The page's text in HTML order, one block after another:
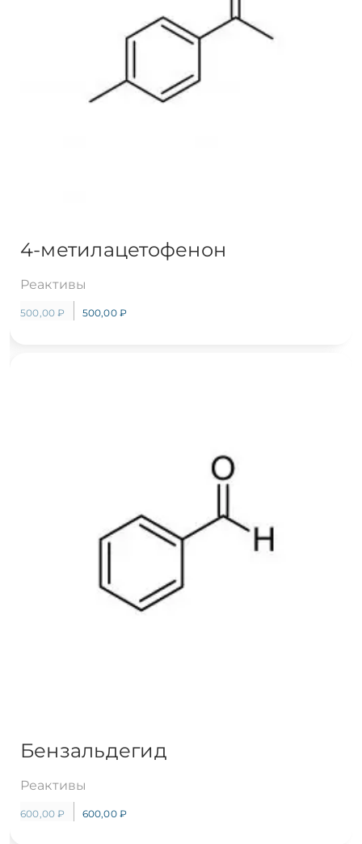
4-метилацетофенон
Реактивы
500,00₽ 500,00₽
Бензальдегид
Реактивы
600,00₽ 600,00₽